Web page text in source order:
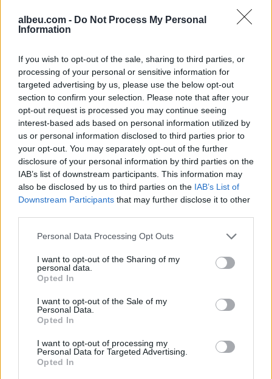
albeu.com - Do Not Process My Personal
Information
If you wish to opt-out of the sale, sharing to third parties, or
processing of your personal or sensitive information for
targeted advertising by us, please use the below opt-out
section to confirm your selection. Please note that after your
opt-out request is processed you may continue seeing
interest-based ads based on personal information utilized by
us or personal information disclosed to third parties prior to
your opt-out. You may separately opt-out of the further
disclosure of your personal information by third parties on the
IAB’s list of downstream participants. This information may
also be disclosed by us to third parties on the IAB’s List of
Downstream Participants that may further disclose it to other
Personal Data Processing Opt Outs
I want to opt-out of the Sharing of my
personal data.
Opted In
I want to opt-out of the Sale of my
Personal Data.
Opted In
I want to opt-out of processing my
Personal Data for Targeted Advertising.
Opted In
Mjeku i njohur tërheq
vëmendjen: Për këtë
sëmundje serioze, mos
abuzoni duke përdorur
barna popullore
Tags:
Artriti reumatoid